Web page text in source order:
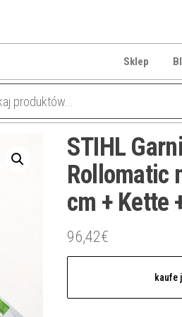
Sklep
STIHL
Rollomatic
cm + Kette
96,42€
kaufe